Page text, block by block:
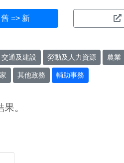
舊 => 新
交通及建設 勞動及人力資源 農業
其他政務 輔助事務
。